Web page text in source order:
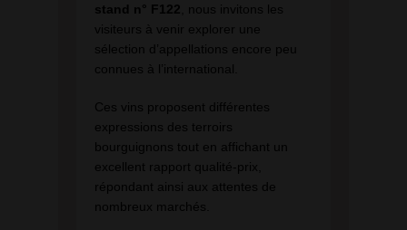
stand n° F122 , nous invitons les
visiteurs à venir explorer une
sélection d’appellations encore peu
connues à l’international.
Ces vins proposent différentes
expressions des terroirs
bourguignons tout en affichant un
excellent rapport qualité-prix,
répondant ainsi aux attentes de
nombreux marchés.